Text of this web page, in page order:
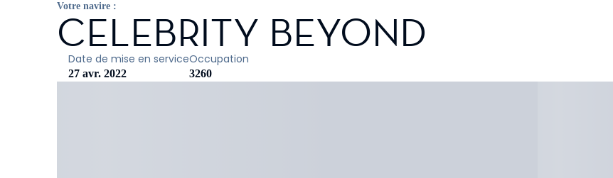
Votre navire :
CELEBRITY BEYOND
Date de mise en service
27 avr. 2022
Occupation
3260